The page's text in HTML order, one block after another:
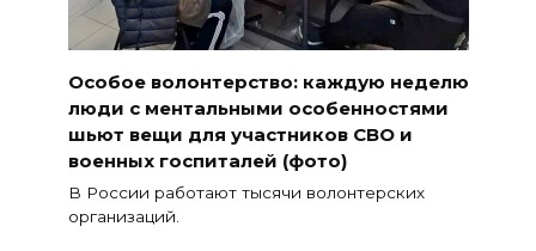
Особое волонтерство: каждую неделю
люди с ментальными особенностями
шьют вещи для участников СВО и
военных госпиталей (фото)
В России работают тысячи волонтерских
организаций.